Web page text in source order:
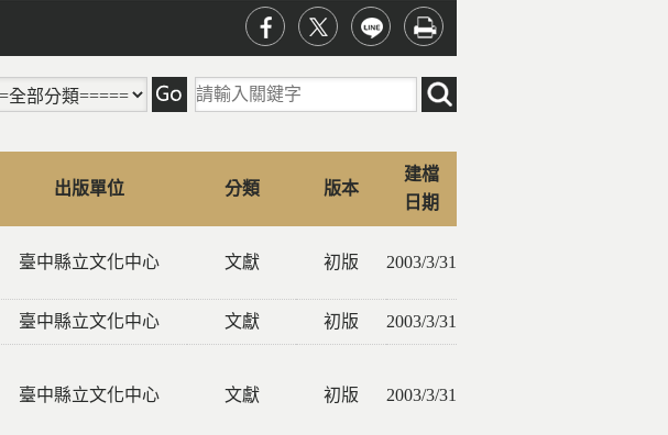
出版單位 分類 版本
建檔
日期
臺中縣立文化中心 文獻 初版 2003/3/31
臺中縣立文化中心 文獻 初版 2003/3/31
臺中縣立文化中心 文獻 初版 2003/3/31